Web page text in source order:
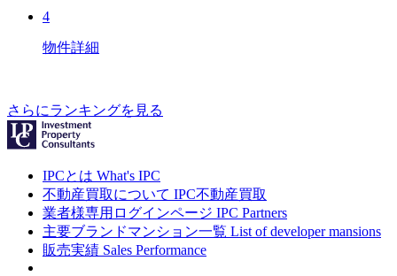
4
物件詳細
さらにランキングを見る
IPCとは What's IPC
不動産買取について IPC不動産買取
業者様専用ログインページ IPC Partners
主要ブランドマンション一覧 List of developer mansions
販売実績 Sales Performance